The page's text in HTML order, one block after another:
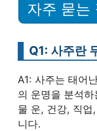
자주 묻는
Q1: 사주란
A1: 사주는 태어
의 운명을 분석
물 운, 건강, 직업
니다.